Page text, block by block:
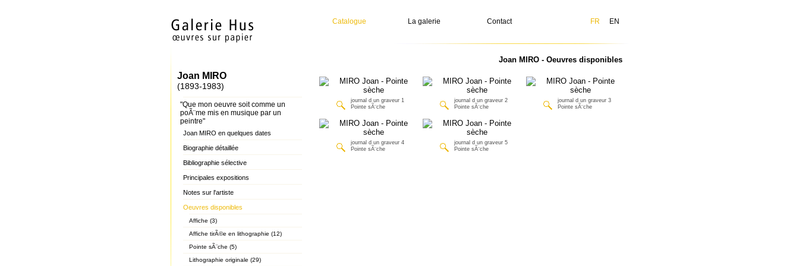
Catalogue La galerie Contact FR EN
Joan MIRO
(1893-1983)
"Que mon oeuvre soit comme un
poÃ¨me mis en musique par un
peintre"
Joan MIRO en quelques dates
Biographie détaillée
Bibliographie sélective
Principales expositions
Notes sur l'artiste
Oeuvres disponibles
Affiche (3)
Affiche tirÃ©e en lithographie (12)
Pointe sÃ¨che (5)
Lithographie originale (29)
Joan MIRO - Oeuvres disponibles
journal d un graveur 1
Pointe sÃ¨che
journal d un graveur 2
Pointe sÃ¨che
journal d un graveur 3
Pointe sÃ¨che
journal d un graveur 4
Pointe sÃ¨che
journal d un graveur 5
Pointe sÃ¨che